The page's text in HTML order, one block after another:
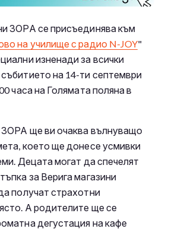
ЗОРА се присъединява към
на училище с радио N-JOY"
изненади за всички
на 14-ти септември
часа на Голямата поляна в
ще ви очаква вълнуващо
което ще донесе усмивки
Децата могат да спечелят
за Верига магазини
получат страхотни
А родителите ще се
дегустация на кафе